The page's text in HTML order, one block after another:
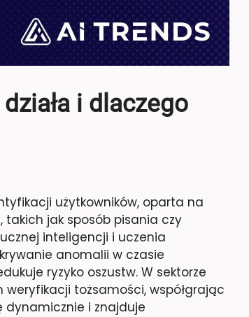
i dlaczego
użytkowników, oparta na
jak sposób pisania czy
inteligencji i uczenia
anomalii w czasie
ryzyko oszustw. W sektorze
tożsamości, współgrając
dynamicznie i znajduje